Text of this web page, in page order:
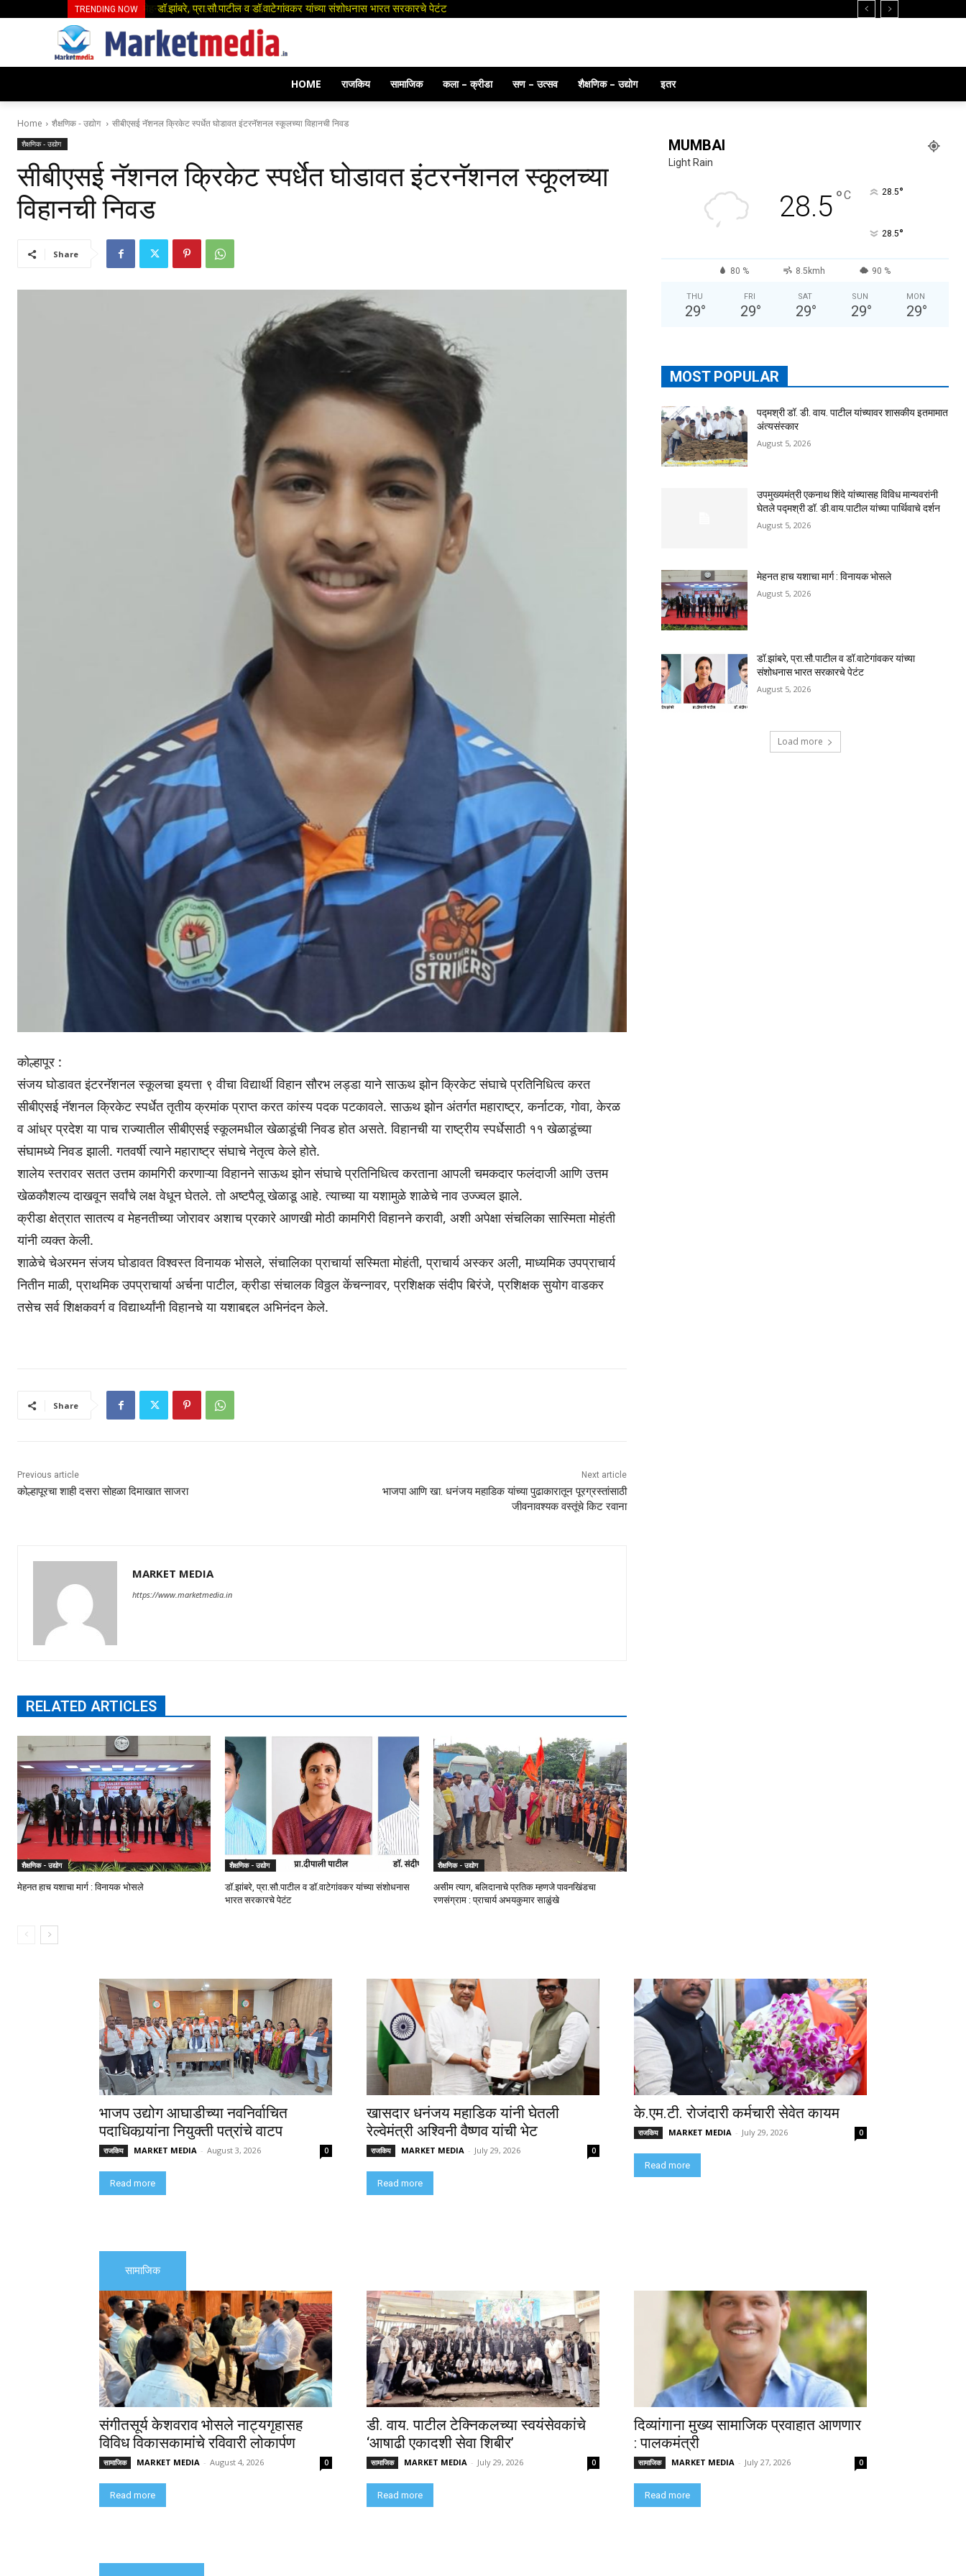
TRENDING NOW डॉ.झांबरे, प्रा.सौ.पाटील व डॉ.वाटेगांवकर यांच्या संशोधनास भारत सरकारचे पेटंट
HOME राजकिय सामाजिक कला – क्रीडा सण – उत्सव शैक्षणिक – उद्योग इतर
Home शैक्षणिक - उद्योग सीबीएसई नॅशनल क्रिकेट स्पर्धेत घोडावत इंटरनॅशनल स्कूलच्या विहानची निवड
शैक्षणिक - उद्योग
सीबीएसई नॅशनल क्रिकेट स्पर्धेत घोडावत इंटरनॅशनल स्कूलच्या
विहानची निवड
Share
कोल्हापूर :
संजय घोडावत इंटरनॅशनल स्कूलचा इयत्ता ९ वीचा विद्यार्थी विहान सौरभ लड्डा याने साऊथ झोन क्रिकेट संघाचे प्रतिनिधित्व करत
सीबीएसई नॅशनल क्रिकेट स्पर्धेत तृतीय क्रमांक प्राप्त करत कांस्य पदक पटकावले. साऊथ झोन अंतर्गत महाराष्ट्र, कर्नाटक, गोवा, केरळ
व आंध्र प्रदेश या पाच राज्यातील सीबीएसई स्कूलमधील खेळाडूंची निवड होत असते. विहानची या राष्ट्रीय स्पर्धेसाठी ११ खेळाडूंच्या
संघामध्ये निवड झाली. गतवर्षी त्याने महाराष्ट्र संघाचे नेतृत्व केले होते.
शालेय स्तरावर सतत उत्तम कामगिरी करणाऱ्या विहानने साऊथ झोन संघाचे प्रतिनिधित्व करताना आपली चमकदार फलंदाजी आणि उत्तम
खेळकौशल्य दाखवून सर्वांचे लक्ष वेधून घेतले. तो अष्टपैलू खेळाडू आहे. त्याच्या या यशामुळे शाळेचे नाव उज्ज्वल झाले.
क्रीडा क्षेत्रात सातत्य व मेहनतीच्या जोरावर अशाच प्रकारे आणखी मोठी कामगिरी विहानने करावी, अशी अपेक्षा संचलिका सास्मिता मोहंती
यांनी व्यक्त केली.
शाळेचे चेअरमन संजय घोडावत विश्वस्त विनायक भोसले, संचालिका प्राचार्या सस्मिता मोहंती, प्राचार्य अस्कर अली, माध्यमिक उपप्राचार्य
नितीन माळी, प्राथमिक उपप्राचार्या अर्चना पाटील, क्रीडा संचालक विठ्ठल केंचन्नावर, प्रशिक्षक संदीप बिरंजे, प्रशिक्षक सुयोग वाडकर
तसेच सर्व शिक्षकवर्ग व विद्यार्थ्यांनी विहानचे या यशाबद्दल अभिनंदन केले.
Share
Previous article
कोल्हापूरचा शाही दसरा सोहळा दिमाखात साजरा
Next article
भाजपा आणि खा. धनंजय महाडिक यांच्या पुढाकारातून पूरग्रस्तांसाठी
जीवनावश्यक वस्तूंचे किट रवाना
MARKET MEDIA
https://www.marketmedia.in
RELATED ARTICLES
शैक्षणिक - उद्योग
मेहनत हाच यशाचा मार्ग : विनायक भोसले
शैक्षणिक - उद्योग
डॉ.झांबरे, प्रा.सौ.पाटील व डॉ.वाटेगांवकर यांच्या संशोधनास
भारत सरकारचे पेटंट
शैक्षणिक - उद्योग
असीम त्याग, बलिदानाचे प्रतिक म्हणजे पावनखिंडचा
रणसंग्राम : प्राचार्य अभयकुमार साळुंखे
MUMBAI
Light Rain
28.5°C 28.5°
28.5°
80 % 8.5kmh 90 %
THU
29°
FRI
29°
SAT
29°
SUN
29°
MON
29°
MOST POPULAR
पद्मश्री डॉ. डी. वाय. पाटील यांच्यावर शासकीय इतमामात
अंत्यसंस्कार
August 5, 2026
उपमुख्यमंत्री एकनाथ शिंदे यांच्यासह विविध मान्यवरांनी
घेतले पद्मश्री डॉ. डी.वाय.पाटील यांच्या पार्थिवाचे दर्शन
August 5, 2026
मेहनत हाच यशाचा मार्ग : विनायक भोसले
August 5, 2026
डॉ.झांबरे, प्रा.सौ.पाटील व डॉ.वाटेगांवकर यांच्या
संशोधनास भारत सरकारचे पेटंट
August 5, 2026
Load more
भाजप उद्योग आघाडीच्या नवनिर्वाचित
पदाधिकार्‍यांना नियुक्ती पत्रांचे वाटप
राजकिय MARKET MEDIA - August 3, 2026 0
Read more
खासदार धनंजय महाडिक यांनी घेतली
रेल्वेमंत्री अश्विनी वैष्णव यांची भेट
राजकिय MARKET MEDIA - July 29, 2026 0
Read more
के.एम.टी. रोजंदारी कर्मचारी सेवेत कायम
राजकिय MARKET MEDIA - July 29, 2026 0
Read more
सामाजिक
संगीतसूर्य केशवराव भोसले नाट्यगृहासह
विविध विकासकामांचे रविवारी लोकार्पण
सामाजिक MARKET MEDIA - August 4, 2026 0
Read more
डी. वाय. पाटील टेक्निकलच्या स्वयंसेवकांचे
‘आषाढी एकादशी सेवा शिबीर’
सामाजिक MARKET MEDIA - July 29, 2026 0
Read more
दिव्यांगाना मुख्य सामाजिक प्रवाहात आणणार
: पालकमंत्री
सामाजिक MARKET MEDIA - July 27, 2026 0
Read more